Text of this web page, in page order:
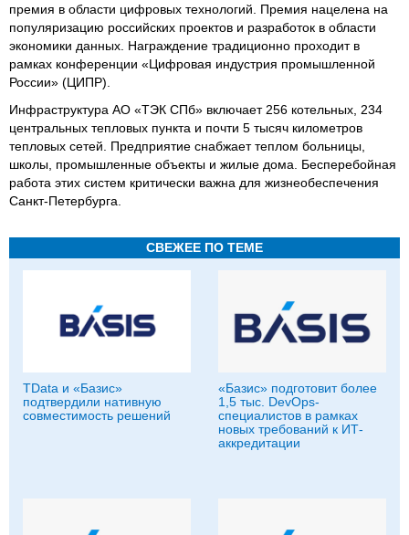
премия в области цифровых технологий. Премия нацелена на
популяризацию российских проектов и разработок в области
экономики данных. Награждение традиционно проходит в
рамках конференции «Цифровая индустрия промышленной
России» (ЦИПР).
Инфраструктура АО «ТЭК СПб» включает 256 котельных, 234
центральных тепловых пункта и почти 5 тысяч километров
тепловых сетей. Предприятие снабжает теплом больницы,
школы, промышленные объекты и жилые дома. Бесперебойная
работа этих систем критически важна для жизнеобеспечения
Санкт-Петербурга.
СВЕЖЕЕ ПО ТЕМЕ
TData и «Базис»
подтвердили нативную
совместимость решений
«Базис» подготовит более
1,5 тыс. DevOps-
специалистов в рамках
новых требований к ИТ-
аккредитации